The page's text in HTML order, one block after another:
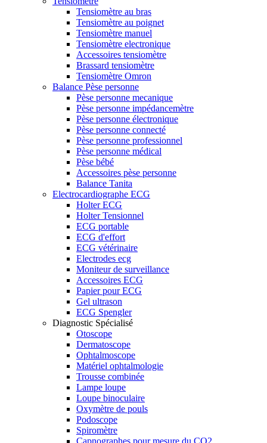
Tensiomètre au bras
Tensiomètre au poignet
Tensiomètre manuel
Tensiomètre electronique
Accessoires tensiomètre
Brassard tensiomètre
Tensiomètre Omron
Balance Pèse personne
Pèse personne mecanique
Pèse personne impédancemètre
Pèse personne électronique
Pèse personne connecté
Pèse personne professionnel
Pèse personne médical
Pèse bébé
Accessoires pèse personne
Balance Tanita
Electrocardiographe ECG
Holter ECG
Holter Tensionnel
ECG portable
ECG d'effort
ECG vétérinaire
Electrodes ecg
Moniteur de surveillance
Accessoires ECG
Papier pour ECG
Gel ultrason
ECG Spengler
Diagnostic Spécialisé
Otoscope
Dermatoscope
Ophtalmoscope
Matériel ophtalmologie
Trousse combinée
Lampe loupe
Loupe binoculaire
Oxymètre de pouls
Podoscope
Spiromètre
Capnographes pour mesure du CO2